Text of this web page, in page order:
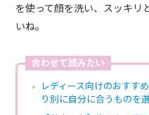
を使って顔を洗い、スッキリ
いね。
合わせて読みたい
レディース向けのおすす
り別に自分に合うものを